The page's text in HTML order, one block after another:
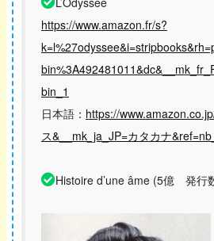
https://www.amazon.fr/s?
bin_1
日本語： https://
ス&__mk_ja_JP=カタカナ
Histoire d’une âme (5億 発行